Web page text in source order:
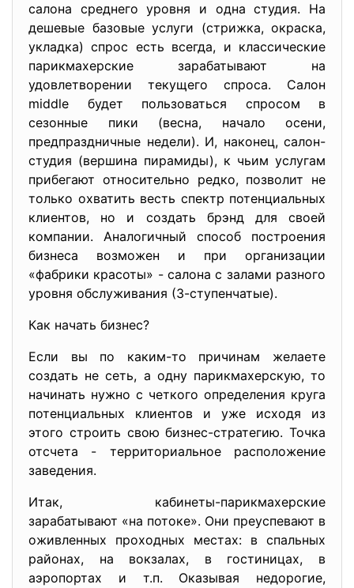
салона среднего уровня и одна студия. На
дешевые базовые услуги (стрижка, окраска,
укладка) спрос есть всегда, и классические
парикмахерские зарабатывают на
удовлетворении текущего спроса. Салон
middle будет пользоваться спросом в
сезонные пики (весна, начало осени,
предпраздничные недели). И, наконец, салон-
студия (вершина пирамиды), к чьим услугам
прибегают относительно редко, позволит не
только охватить весть спектр потенциальных
клиентов, но и создать брэнд для своей
компании. Аналогичный способ построения
бизнеса возможен и при организации
«фабрики красоты» - салона с залами разного
уровня обслуживания (3-ступенчатые).
Как начать бизнес?
Если вы по каким-то причинам желаете
создать не сеть, а одну парикмахерскую, то
начинать нужно с четкого определения круга
потенциальных клиентов и уже исходя из
этого строить свою бизнес-стратегию. Точка
отсчета - территориальное расположение
заведения.
Итак, кабинеты-парикмахерские
зарабатывают «на потоке». Они преуспевают в
оживленных проходных местах: в спальных
районах, на вокзалах, в гостиницах, в
аэропортах и т.п. Оказывая недорогие,